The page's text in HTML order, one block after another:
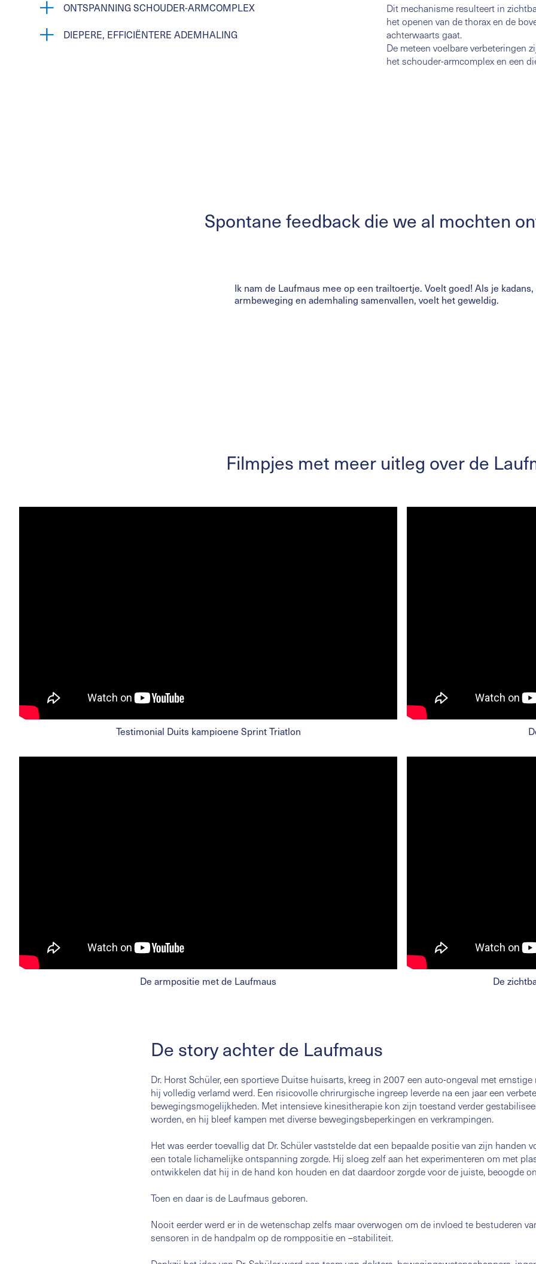
ONTSPANNING SCHOUDER-ARMCOMPLEX
DIEPERE, EFFICIËNTERE ADEMHALING
Dit mechanisme resulteert in
het openen van de thorax en de
achterwaarts gaat.
De meteen voelbare verbeteringen
het schouder-armcomplex en een
Spontane feedback die we al mochten
Ik nam de Laufmaus mee op een trailtoertje. Voelt goed! Als je kadans,
armbeweging en ademhaling samenvallen, voelt het geweldig.
Filmpjes met meer uitleg over de
Testimonial Duits kampioene Sprint Triatlon
De armpositie met de Laufmaus De
De story achter de Laufmaus
Dr. Horst Schüler, een sportieve Duitse huisarts, kreeg in 2007 een auto-ongeval met
hij volledig verlamd werd. Een risicovolle chrirurgische ingreep leverde na een jaar een
bewegingsmogelijkheden. Met intensieve kinesitherapie kon zijn toestand verder
worden, en hij bleef kampen met diverse bewegingsbeperkingen en verkrampingen.
Het was eerder toevallig dat Dr. Schüler vaststelde dat een bepaalde positie van zijn handen
een totale lichamelijke ontspanning zorgde. Hij sloeg zelf aan het experimenteren om met
ontwikkelen dat hij in de hand kon houden en dat daardoor zorgde voor de juiste, beoogde
Toen en daar is de Laufmaus geboren.
Nooit eerder werd er in de wetenschap zelfs maar overwogen om de invloed te bestuderen
sensoren in de handpalm op de romppositie en –stabiliteit.